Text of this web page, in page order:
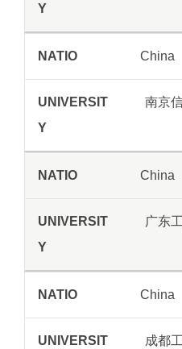
China
南京
China
广东
China
成都